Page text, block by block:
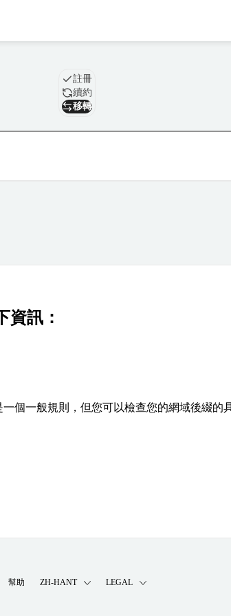
域名註冊
續約
移轉
資訊：
個一般規則，但您可以檢查您的網域後綴的
幫助 ZH-HANT LEGAL